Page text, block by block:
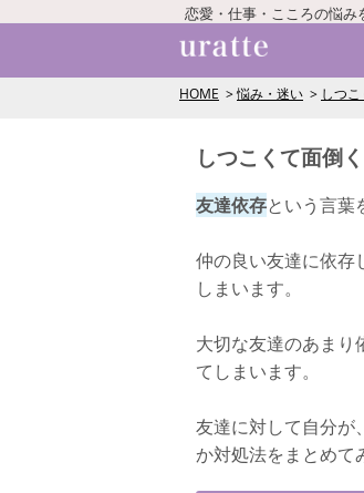
恋愛・仕事・こころの悩み
HOME 悩み・迷い しつ
しつこくて面倒
友達依存という言葉
仲の良い友達に依存
しまいます。
大切な友達のあまり
てしまいます。
友達に対して自分が
か対処法をまとめて